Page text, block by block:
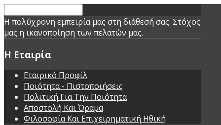
Η πολύχρονη εμπειρία μας στη διάθεσή σας. Στόχος
μας η ικανοποίηση των πελατών μας.
Η Εταιρία
Εταιρικό Προφίλ
Ποιότητα - Πιστοποιήσεις
Πολιτική Για Την Ποιότητα
Αποστολή Και Όραμα
Φιλοσοφία Και Επιχειρηματική Ηθική